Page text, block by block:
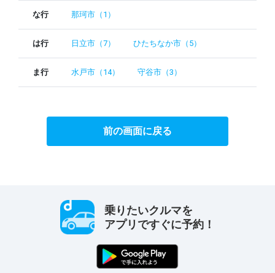
な行 那珂市（1）
は行 日立市（7） ひたちなか市（5）
ま行 水戸市（14） 守谷市（3）
前の画面に戻る
乗りたいクルマを
アプリですぐに予約！